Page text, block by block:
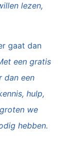
lezen,
gaat dan
een gratis
dan een
hulp,
we
hebben.